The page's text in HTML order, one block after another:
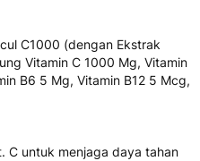
C1000 (dengan Ekstrak
Vitamin C 1000 Mg, Vitamin
B6 5 Mg, Vitamin B12 5 Mcg,
C untuk menjaga daya tahan